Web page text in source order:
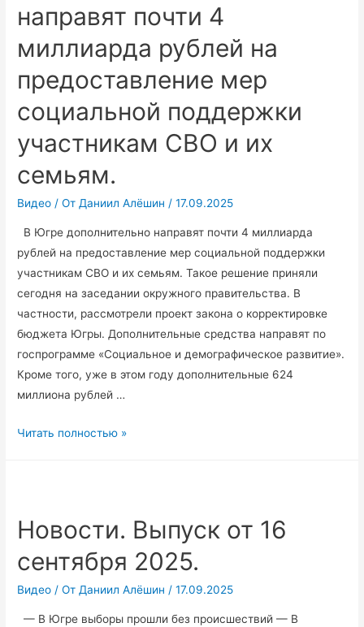
Союзного
государства
по
языку
и
направят почти 4
миллиарда рублей на
предоставление мер
социальной поддержки
участникам СВО и их
семьям.
Видео / От Даниил Алёшин /17.09.2025
В Югре дополнительно направят почти 4 миллиарда
рублей на предоставление мер социальной поддержки
участникам СВО и их семьям. Такое решение приняли
сегодня на заседании окружного правительства. В
частности, рассмотрели проект закона о корректировке
бюджета Югры. Дополнительные средства направят по
госпрограмме «Социальное и демографическое развитие».
Кроме того, уже в этом году дополнительные 624
миллиона рублей …
В
4
миллиарда
рублей
на
предоставление
Читать полностью »
Новости. Выпуск от 16
сентября 2025.
Видео / От Даниил Алёшин /17.09.2025
— В Югре выборы прошли без происшествий — В